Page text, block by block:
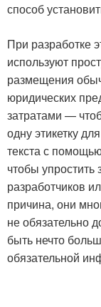
способ
При разработке
используют
размещения
юридических
затратами —
одну этикетку
текста с
чтобы
разработчиков
причина, они
не обязательно
быть нечто
обязательной